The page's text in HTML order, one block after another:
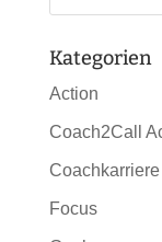
Kategorien
Action
Coach2Call
Coachkarriere
Focus